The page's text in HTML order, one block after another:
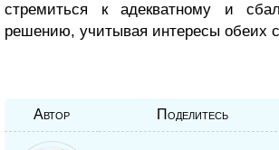
стремиться к адекватному и
решению, учитывая интересы обеих
Автор Поделитесь